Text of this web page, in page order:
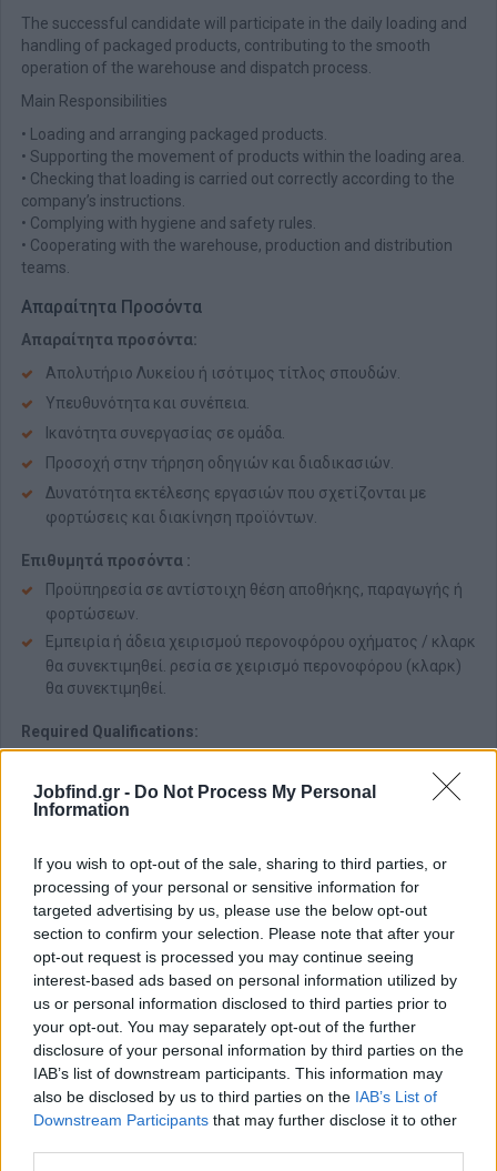
Jobfind.gr - Do Not Process My Personal
Information
If you wish to opt-out of the sale, sharing to third parties, or
processing of your personal or sensitive information for
targeted advertising by us, please use the below opt-out
section to confirm your selection. Please note that after your
opt-out request is processed you may continue seeing
interest-based ads based on personal information utilized by
us or personal information disclosed to third parties prior to
your opt-out. You may separately opt-out of the further
disclosure of your personal information by third parties on the
IAB’s list of downstream participants. This information may
also be disclosed by us to third parties on the IAB’s List of
Downstream Participants that may further disclose it to other
The successful candidate will participate in the daily loading and
handling of packaged products, contributing to the smooth
operation of the warehouse and dispatch process.
Main Responsibilities
• Loading and arranging packaged products.
• Supporting the movement of products within the loading area.
• Checking that loading is carried out correctly according to the
company’s instructions.
• Complying with hygiene and safety rules.
• Cooperating with the warehouse, production and distribution
teams.
Απαραίτητα Προσόντα
Απαραίτητα προσόντα:
Απολυτήριο Λυκείου ή ισότιμος τίτλος σπουδών.
Υπευθυνότητα και συνέπεια.
Ικανότητα συνεργασίας σε ομάδα.
Προσοχή στην τήρηση οδηγιών και διαδικασιών.
Δυνατότητα εκτέλεσης εργασιών που σχετίζονται με
φορτώσεις και διακίνηση προϊόντων.
Επιθυμητά προσόντα :
Προϋπηρεσία σε αντίστοιχη θέση αποθήκης, παραγωγής ή
φορτώσεων.
Εμπειρία ή άδεια χειρισμού περονοφόρου οχήματος / κλαρκ
θα συνεκτιμηθεί. ρεσία σε χειρισμό περονοφόρου (κλαρκ)
θα συνεκτιμηθεί.
Required Qualifications:
• Responsibility and reliability.
• Ability to work as part of a team.
• Ability to perform tasks related to loading and product
handling.
Desired Qualifications:
• Previous experience in a similar warehouse, production or
loading position.
• Experience or a licence to operate a forklift truck will be
considered an advantage.
Παροχές
Τι προσφέρουμε
Σταθερό περιβάλλον εργασίας.